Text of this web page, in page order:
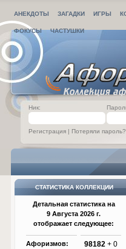
АНЕКДОТЫ ЗАГАДКИ ИГРЫ
ФОКУСЫ ЧАСТУШКИ
Ник:
Регистрация | Потеряли пароль?
СТАТИСТИКА КОЛЛЕКЦИИ
Детальная статистика на
9 Августа 2026 г.
отображает следующее:
Афоризмов: 98182 + 0